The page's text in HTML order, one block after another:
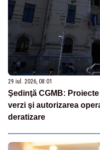
29 iul. 2026, 08:01
Şedinţă CGMB:
verzi şi autorizarea
deratizare